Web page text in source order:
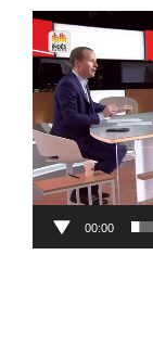
Lecteur
vidéo
00:00